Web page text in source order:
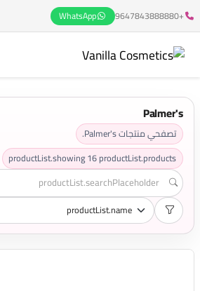
+9647843888880
WhatsApp
Palmer's
تصفحي منتجات Palmer's.
productList.showing16productList.products